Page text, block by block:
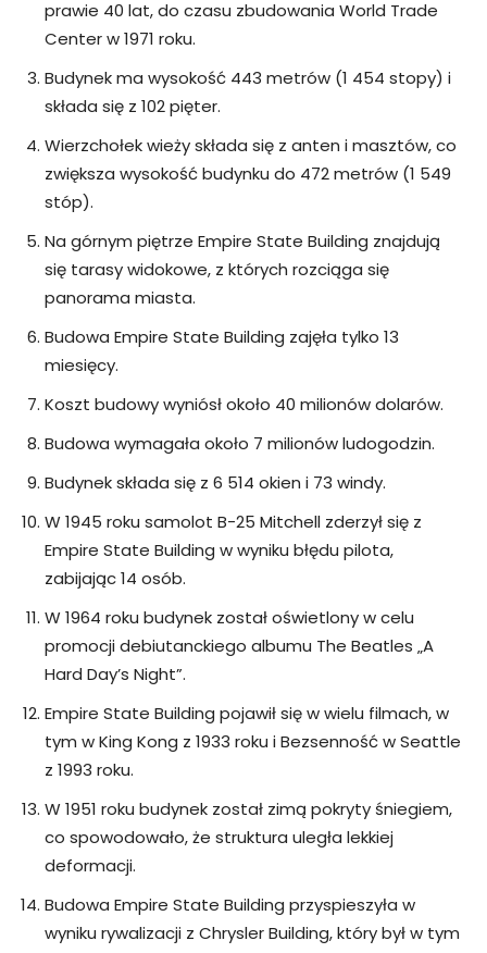
prawie 40 lat, do czasu zbudowania World Trade
Center w 1971 roku.
Budynek ma wysokość 443 metrów (1 454 stopy) i
składa się z 102 pięter.
Wierzchołek wieży składa się z anten i masztów, co
zwiększa wysokość budynku do 472 metrów (1 549
stóp).
Na górnym piętrze Empire State Building znajdują
się tarasy widokowe, z których rozciąga się
panorama miasta.
Budowa Empire State Building zajęła tylko 13
miesięcy.
Koszt budowy wyniósł około 40 milionów dolarów.
Budowa wymagała około 7 milionów ludogodzin.
Budynek składa się z 6 514 okien i 73 windy.
W 1945 roku samolot B-25 Mitchell zderzył się z
Empire State Building w wyniku błędu pilota,
zabijając 14 osób.
W 1964 roku budynek został oświetlony w celu
promocji debiutanckiego albumu The Beatles „A
Hard Day’s Night”.
Empire State Building pojawił się w wielu filmach, w
tym w King Kong z 1933 roku i Bezsenność w Seattle
z 1993 roku.
W 1951 roku budynek został zimą pokryty śniegiem,
co spowodowało, że struktura uległa lekkiej
deformacji.
Budowa Empire State Building przyspieszyła w
wyniku rywalizacji z Chrysler Building, który był w tym